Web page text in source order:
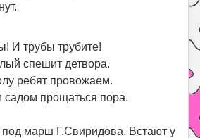
И трубы трубите!
спешит детвора.
ребят провожаем.
садом прощаться пора.
под марш Г.Свиридова. Встают у